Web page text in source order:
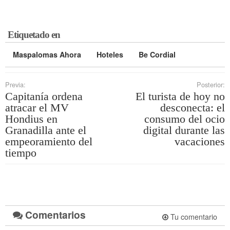
Etiquetado en
Maspalomas Ahora Hoteles Be Cordial
Previa:
Capitanía ordena
atracar el MV
Hondius en
Granadilla ante el
empeoramiento del
tiempo
Posterior:
El turista de hoy no
desconecta: el
consumo del ocio
digital durante las
vacaciones
Comentarios Tu comentario